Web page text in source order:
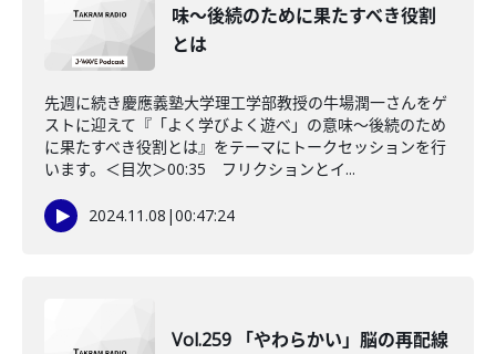
味〜後続のために果たすべき役割
とは
先週に続き慶應義塾大学理工学部教授の牛場潤一さんをゲ
ストに迎えて『「よく学びよく遊べ」の意味〜後続のため
に果たすべき役割とは』をテーマにトークセッションを行
います。＜目次＞00:35 フリクションとイ...
2024.11.08 |00:47:24
Vol.259 「やわらかい」脳の再配線